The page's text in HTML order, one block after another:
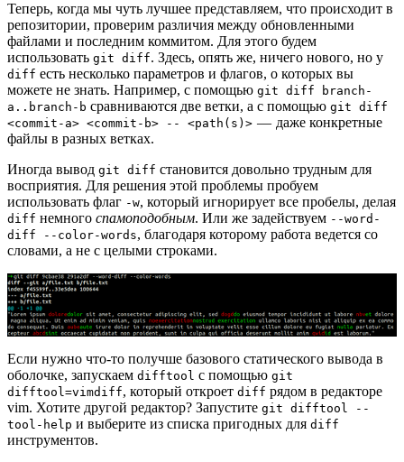
Теперь, когда мы чуть лучшее представляем, что происходит в
репозитории, проверим различия между обновленными
файлами и последним коммитом. Для этого будем
использовать git diff. Здесь, опять же, ничего нового, но у
diff есть несколько параметров и флагов, о которых вы
можете не знать. Например, с помощью git diff branch-
a..branch-b сравниваются две ветки, а с помощью git diff
<commit-a> <commit-b> -- <path(s)> — даже конкретные
файлы в разных ветках.
Иногда вывод git diff становится довольно трудным для
восприятия. Для решения этой проблемы пробуем
использовать флаг -w, который игнорирует все пробелы, делая
diff немного спамоподобным. Или же задействуем --word-
diff --color-words, благодаря которому работа ведется со
словами, а не с целыми строками.
Если нужно что-то получше базового статического вывода в
оболочке, запускаем difftool с помощью git
difftool=vimdiff, который откроет diff рядом в редакторе
vim. Хотите другой редактор? Запустите git difftool --
tool-help и выберите из списка пригодных для diff
инструментов.